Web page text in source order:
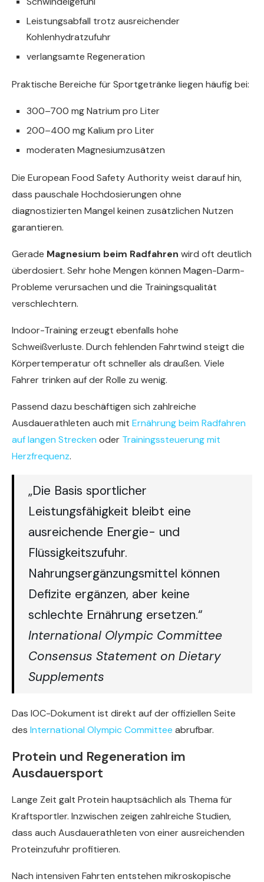
Leistungsabfall trotz ausreichender
Kohlenhydratzufuhr
verlangsamte Regeneration
Praktische Bereiche für Sportgetränke liegen häufig bei:
300–700 mg Natrium pro Liter
200–400 mg Kalium pro Liter
moderaten Magnesiumzusätzen
Die European Food Safety Authority weist darauf hin,
dass pauschale Hochdosierungen ohne
diagnostizierten Mangel keinen zusätzlichen Nutzen
garantieren.
Gerade Magnesium beim Radfahren wird oft deutlich
überdosiert. Sehr hohe Mengen können Magen-Darm-
Probleme verursachen und die Trainingsqualität
verschlechtern.
Indoor-Training erzeugt ebenfalls hohe
Schweißverluste. Durch fehlenden Fahrtwind steigt die
Körpertemperatur oft schneller als draußen. Viele
Fahrer trinken auf der Rolle zu wenig.
Passend dazu beschäftigen sich zahlreiche
Ausdauerathleten auch mit Ernährung beim Radfahren
auf langen Strecken oder Trainingssteuerung mit
Herzfrequenz.
„Die Basis sportlicher
Leistungsfähigkeit bleibt eine
ausreichende Energie- und
Flüssigkeitszufuhr.
Nahrungsergänzungsmittel können
Defizite ergänzen, aber keine
schlechte Ernährung ersetzen.“
International Olympic Committee
Consensus Statement on Dietary
Supplements
Das IOC-Dokument ist direkt auf der offiziellen Seite
des International Olympic Committee abrufbar.
Protein und Regeneration im
Ausdauersport
Lange Zeit galt Protein hauptsächlich als Thema für
Kraftsportler. Inzwischen zeigen zahlreiche Studien,
dass auch Ausdauerathleten von einer ausreichenden
Proteinzufuhr profitieren.
Nach intensiven Fahrten entstehen mikroskopische